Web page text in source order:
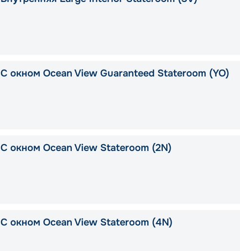
С окном Ocean View Guaranteed Stateroom (YO)
С окном Ocean View Stateroom (2N)
С окном Ocean View Stateroom (4N)